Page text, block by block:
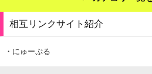
相互リンクサイト紹介
・にゅーぷる